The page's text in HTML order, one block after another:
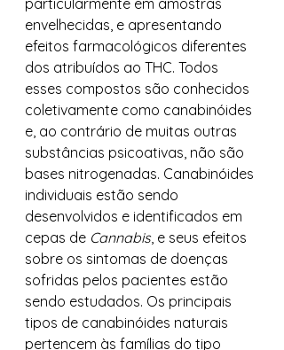
particularmente em amostras
envelhecidas, e apresentando
efeitos farmacológicos diferentes
dos atribuídos ao THC. Todos
esses compostos são conhecidos
coletivamente como canabinóides
e, ao contrário de muitas outras
substâncias psicoativas, não são
bases nitrogenadas. Canabinóides
individuais estão sendo
desenvolvidos e identificados em
cepas de Cannabis, e seus efeitos
sobre os sintomas de doenças
sofridas pelos pacientes estão
sendo estudados. Os principais
tipos de canabinóides naturais
pertencem às famílias do tipo